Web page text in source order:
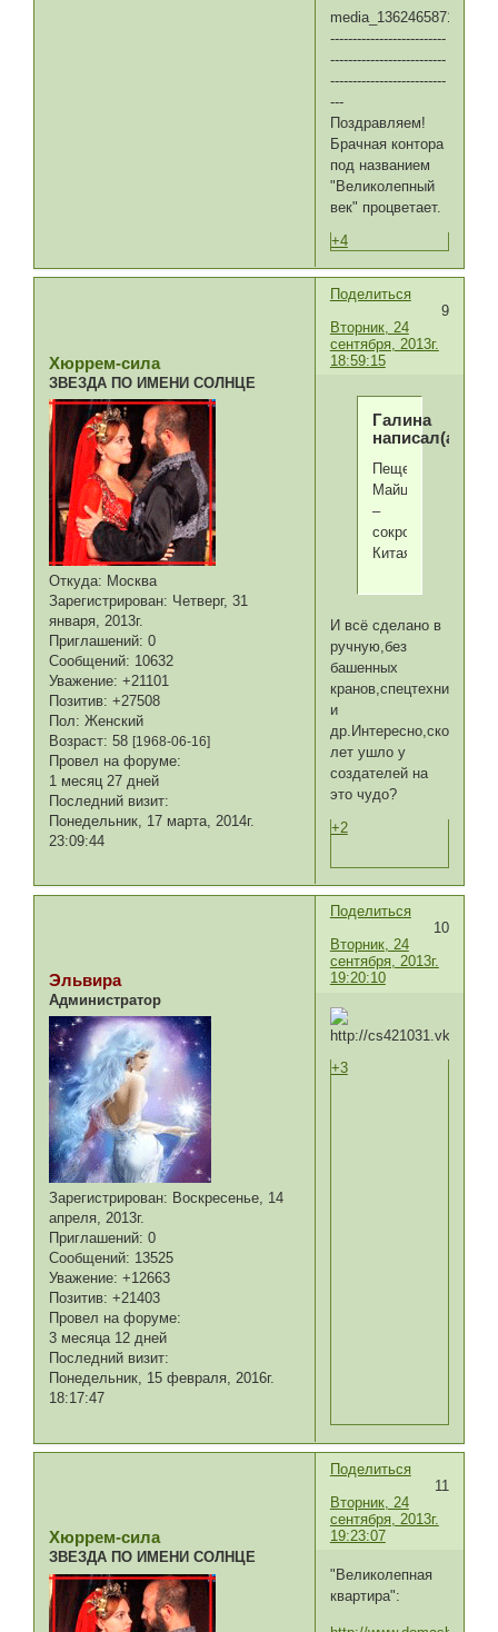
--------------------------
--------------------------
--------------------------
---
Поздравляем!
Брачная контора
под названием
"Великолепный
век" процветает.
+4
Поделиться
9
Вторник, 24
сентября, 2013г.
18:59:15
Хюррем-сила
ЗВЕЗДА ПО ИМЕНИ СОЛНЦЕ
Откуда: Москва
Зарегистрирован: Четверг, 31
января, 2013г.
Приглашений: 0
Сообщений: 10632
Уважение: +21101
Позитив: +27508
Пол: Женский
Возраст: 58[1968-06-16]
Провел на форуме:
1 месяц 27 дней
Последний визит:
Понедельник, 17 марта, 2014г.
23:09:44
Галина
написал(а):
Пещеры
Майцзишань
–
сокровище
Китая
И всё сделано в
ручную,без
башенных
и
др.Интересно,сколько
лет ушло у
создателей на
это чудо?
+2
Поделиться
10
Вторник, 24
сентября, 2013г.
19:20:10
Эльвира
Администратор
Зарегистрирован: Воскресенье, 14
апреля, 2013г.
Приглашений: 0
Сообщений: 13525
Уважение: +12663
Позитив: +21403
Провел на форуме:
3 месяца 12 дней
Последний визит:
Понедельник, 15 февраля, 2016г.
18:17:47
+3
Поделиться
11
Вторник, 24
сентября, 2013г.
19:23:07
Хюррем-сила
ЗВЕЗДА ПО ИМЕНИ СОЛНЦЕ
"Великолепная
квартира":